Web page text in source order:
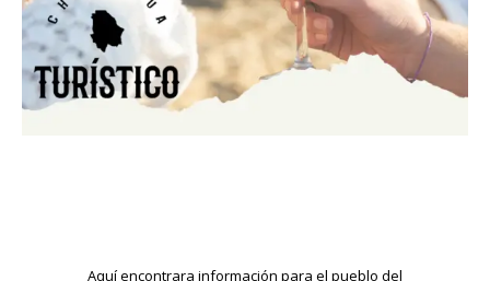
Aquí encontrara información para el pueblo del